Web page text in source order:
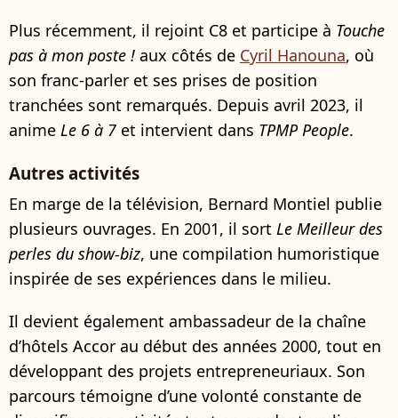
Plus récemment, il rejoint C8 et participe à Touche
pas à mon poste ! aux côtés de Cyril Hanouna, où
son franc-parler et ses prises de position
tranchées sont remarqués. Depuis avril 2023, il
anime Le 6 à 7 et intervient dans TPMP People.
Autres activités
En marge de la télévision, Bernard Montiel publie
plusieurs ouvrages. En 2001, il sort Le Meilleur des
perles du show-biz, une compilation humoristique
inspirée de ses expériences dans le milieu.
Il devient également ambassadeur de la chaîne
d’hôtels Accor au début des années 2000, tout en
développant des projets entrepreneuriaux. Son
parcours témoigne d’une volonté constante de